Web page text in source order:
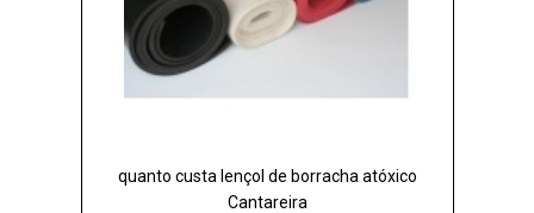
quanto custa lençol de borracha atóxico
Cantareira